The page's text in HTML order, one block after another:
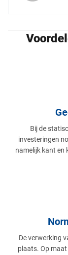
Bij de
investeringen
namelijk kant en
De verwerking
plaats. Op